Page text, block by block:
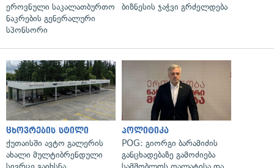
ეროვნული საკალათბურთო
ნაკრების გენერალური
სპონსორი
ბიზნესის ჯაჭვი გრძელდება
ცხოვრების სტილი
ქუთაისში ავტო გალერის
ახალი მულტიბრენდული
პოლიტიკა
POG: გიორგი ბარამიძის
განცხადებაზე გამოძიება